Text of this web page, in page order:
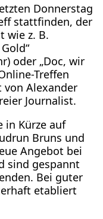
Donnerstag
stattfinden, der
wie z. B.
oder „Doc, wir
Treffen
Alexander
Journalist.
in Kürze auf
Bruns und
Angebot bei
sind gespannt
Bei guter
etabliert